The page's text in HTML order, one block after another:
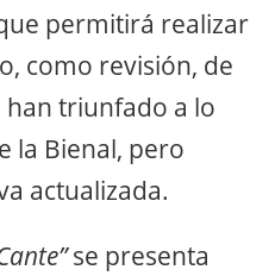
permitirá realizar
como revisión, de
han triunfado a lo
la Bienal, pero
actualizada.
se presenta